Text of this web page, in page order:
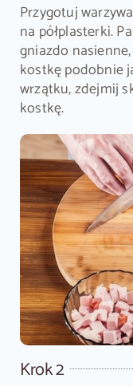
Przygotuj
na półplasterki.
gniazdo
kostkę podobnie
wrzątku, zdejmij
kostkę.
Krok 2